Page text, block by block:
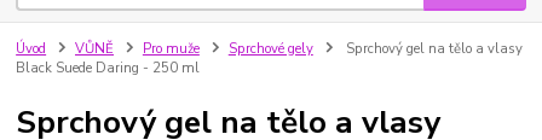
Úvod VŮNĚ Pro muže Sprchové gely
Sprchový gel na tělo a vlasy
Black Suede Daring - 250 ml
Sprchový gel na tělo a vlasy